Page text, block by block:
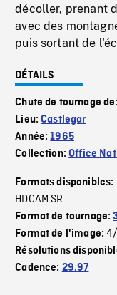
décoller, prenant
avec des
puis sortant de
DÉTAILS
Chute de tournage de:
Lieu:Castlegar
Année:1965
Collection:Office
Formats disponibles:
HDCAM SR
Format de tournage:
Format de l'image:
Résolutions
Cadence: 29.97